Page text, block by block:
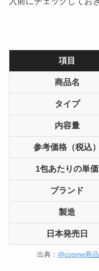
項目
商品名
タイプ
内容量
参考価格（税込）
1包あたりの単価
ブランド
製造
日本発売日
出典： @cosme商